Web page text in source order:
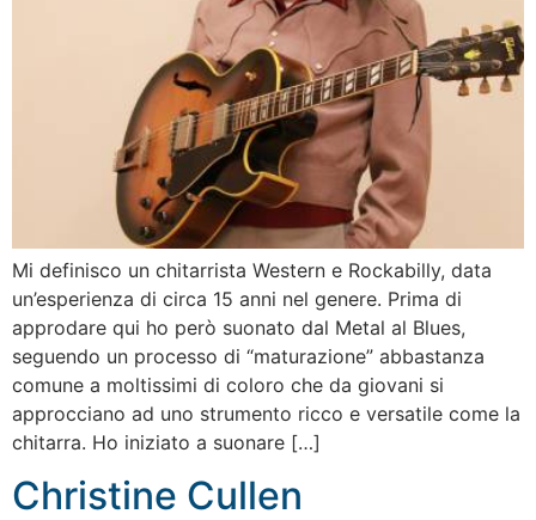
Mi definisco un chitarrista Western e Rockabilly, data
un’esperienza di circa 15 anni nel genere. Prima di
approdare qui ho però suonato dal Metal al Blues,
seguendo un processo di “maturazione” abbastanza
comune a moltissimi di coloro che da giovani si
approcciano ad uno strumento ricco e versatile come la
chitarra. Ho iniziato a suonare […]
Christine Cullen